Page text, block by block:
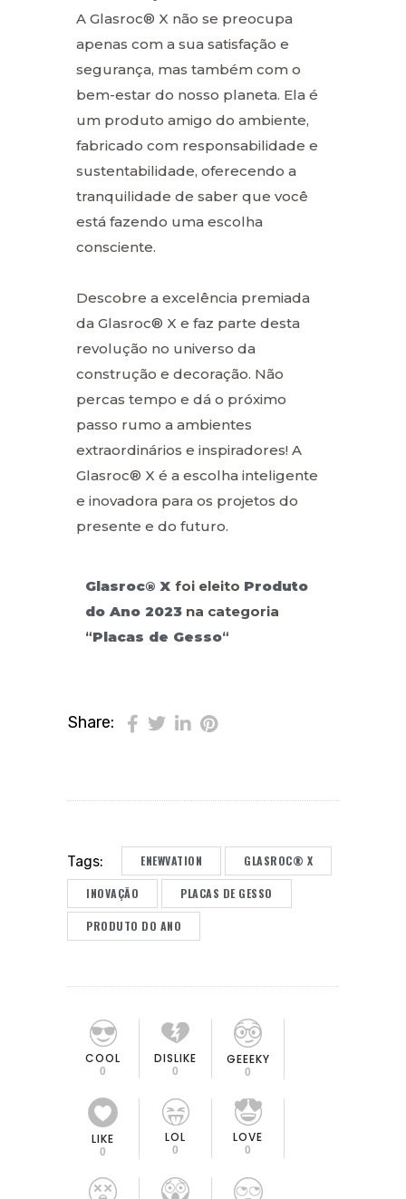
A Glasroc® X não se preocupa
apenas com a sua satisfação e
segurança, mas também com o
bem-estar do nosso planeta. Ela é
um produto amigo do ambiente,
fabricado com responsabilidade e
sustentabilidade, oferecendo a
tranquilidade de saber que você
está fazendo uma escolha
consciente.
Descobre a excelência premiada
da Glasroc® X e faz parte desta
revolução no universo da
construção e decoração. Não
percas tempo e dá o próximo
passo rumo a ambientes
extraordinários e inspiradores! A
Glasroc® X é a escolha inteligente
e inovadora para os projetos do
presente e do futuro.
Glasroc® X foi eleito Produto
do Ano 2023 na categoria
“Placas de Gesso“
Share:
Tags: ENEWVATION GLASROC® X
INOVAÇÃO PLACAS DE GESSO
PRODUTO DO ANO
COOL
0
DISLIKE
0
GEEEKY
0
LIKE
0
LOL
0
LOVE
0